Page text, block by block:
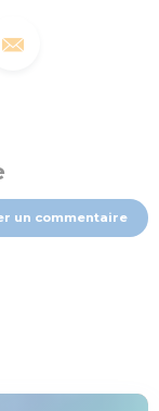
un commentaire